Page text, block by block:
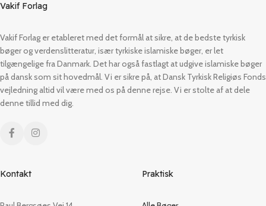
Vakif Forlag
Vakif Forlag er etableret med det formål at sikre, at de bedste tyrkisk
bøger og verdenslitteratur, især tyrkiske islamiske bøger, er let
tilgængelige fra Danmark. Det har også fastlagt at udgive islamiske bøger
på dansk som sit hovedmål. Vi er sikre på, at Dansk Tyrkisk Religiøs Fonds
vejledning altid vil være med os på denne rejse. Vi er stolte af at dele
denne tillid med dig.
Kontakt Praktisk